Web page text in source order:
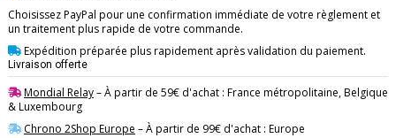
Choisissez PayPal pour une confirmation immédiate de votre règlement et
un traitement plus rapide de votre commande.
Expédition préparée plus rapidement après validation du paiement.
Livraison offerte
Mondial Relay– À partir de 59€ d'achat : France métropolitaine, Belgique
& Luxembourg
Chrono 2Shop Europe – À partir de 99€ d'achat : Europe